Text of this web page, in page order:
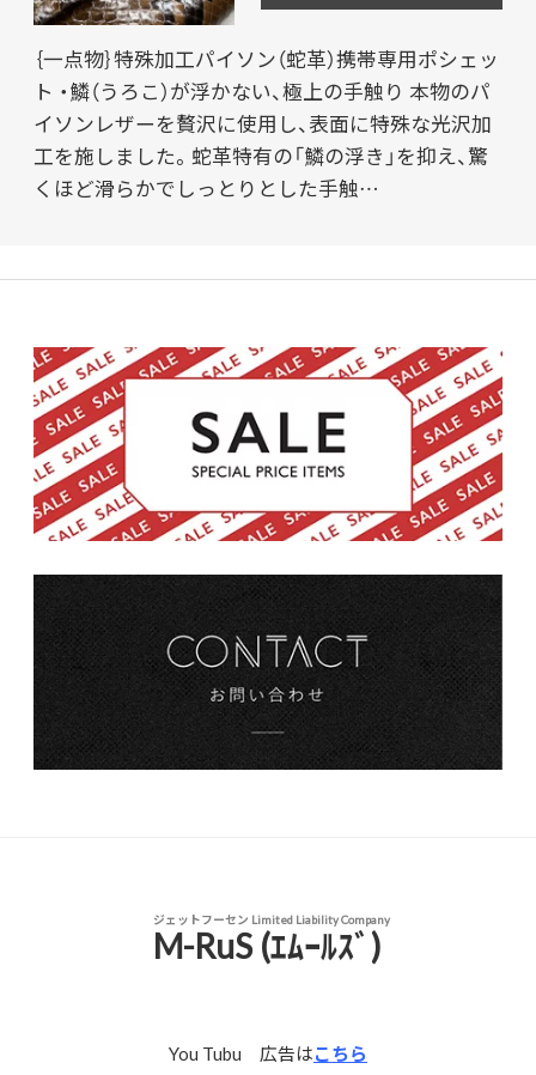
｛一点物｝特殊加工パイソン（蛇革）携帯専用ポシェッ
ト ・鱗（うろこ）が浮かない、極上の手触り 本物のパ
イソンレザーを贅沢に使用し、表面に特殊な光沢加
工を施しました。蛇革特有の「鱗の浮き」を抑え、驚
くほど滑らかでしっとりとした手触…
ジェットフーセン Limited Liability Company
M-RuS (ｴﾑｰﾙｽﾞ)
You Tubu 広告はこちら